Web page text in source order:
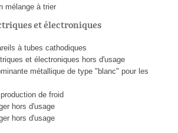
mélange à trier
et électroniques
à tubes cathodiques
et électroniques hors d'usage
métallique de type "blanc" pour les
de froid
hors d'usage
hors d'usage